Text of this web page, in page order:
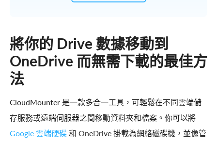
將你的 Drive 數據移動到
OneDrive 而無需下載的最佳方
法
CloudMounter 是一款多合一工具，可輕鬆在不同雲端儲
存服務或遠端伺服器之間移動資料夾和檔案。你可以將
Google 雲端硬碟 和 OneDrive 掛載為網絡磁碟機，並像管